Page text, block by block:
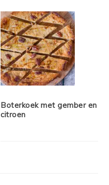
Boterkoek met gember en
citroen